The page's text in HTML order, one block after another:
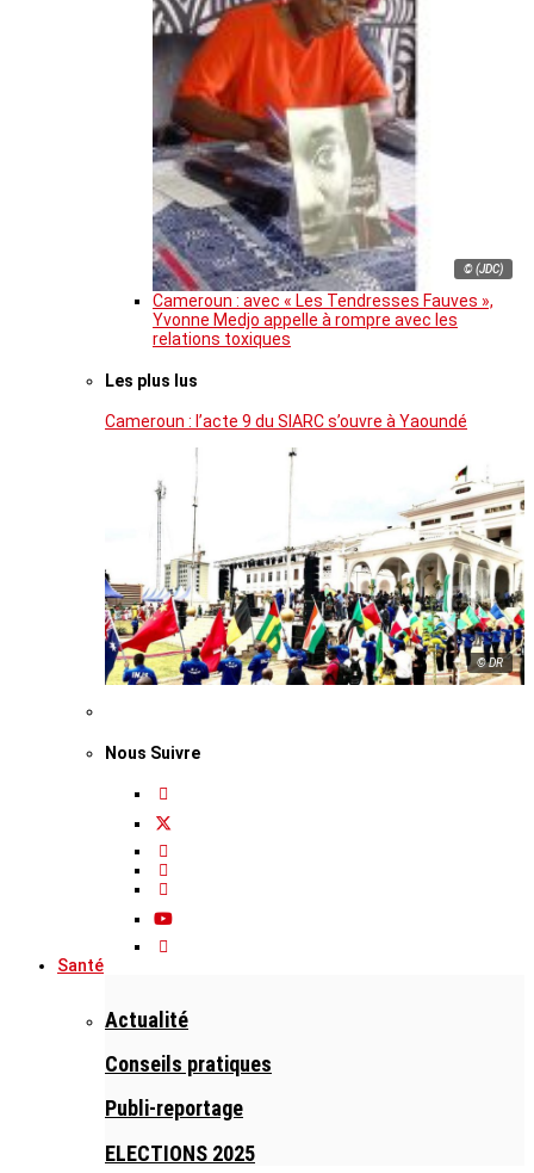
© (JDC)
Cameroun : avec « Les Tendresses Fauves »,
Yvonne Medjo appelle à rompre avec les
relations toxiques
Les plus lus
Cameroun : l’acte 9 du SIARC s’ouvre à Yaoundé
© DR
Nous Suivre
Santé
Actualité
Conseils pratiques
Publi-reportage
ELECTIONS 2025